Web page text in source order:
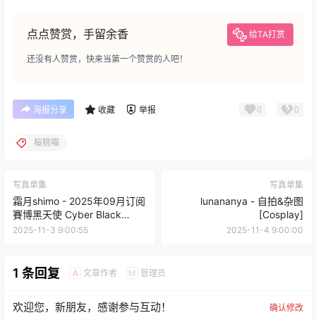
点点赞赏，手留余香 给TA打赏
还没有人赞赏，快来当第一个赞赏的人吧！
海报分享 收藏 举报 0 0
桜桃喵
写真单集
霜月shimo - 2025年09月订阅
賽博黑天使 Cyber Black
Angel [Cosplay]
2025-11-3 9:00:55
写真单集
lunananya - 自拍&杂图
[Cosplay]
2025-11-4 9:00:00
1 条回复 A 文章作者 M 管理员
欢迎您，新朋友，感谢参与互动！ 确认修改